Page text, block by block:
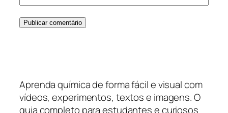
Aprenda química de forma fácil e visual com
vídeos, experimentos, textos e imagens. O
guia completo para estudantes e curiosos